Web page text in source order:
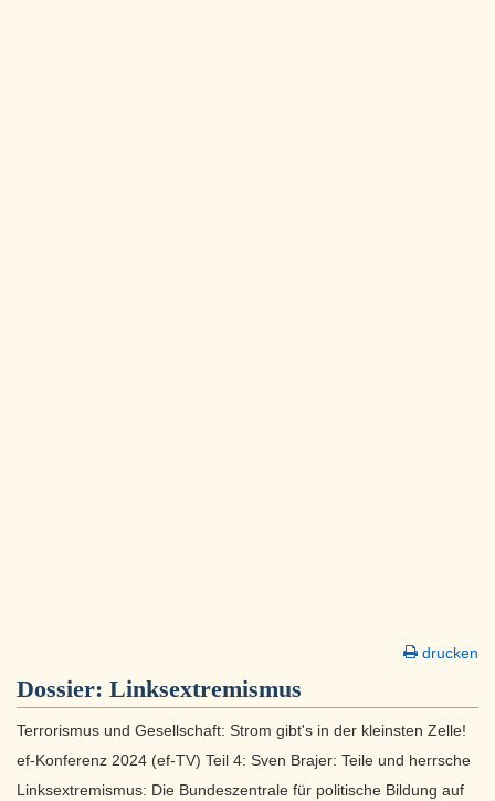
drucken
Dossier: Linksextremismus
Terrorismus und Gesellschaft: Strom gibt's in der kleinsten Zelle!
ef-Konferenz 2024 (ef-TV) Teil 4: Sven Brajer: Teile und herrsche
Linksextremismus: Die Bundeszentrale für politische Bildung auf